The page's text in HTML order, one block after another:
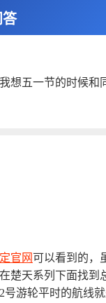
答
想五一节的时候和
官网 可以看到的，
楚天系列下面找到
游轮平时的航线